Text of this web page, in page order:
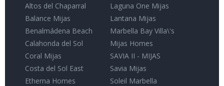
Altos del Chaparral
Balance Mijas
Benalmádena Beach
Calahonda del Sol
Coral Mijas
Costa del Sol East
Etherna Homes
Laguna One Mijas
Lantana Mijas
Marbella Bay Villa\'s
Mijas Homes
SAVIA II - MIJAS
Savia Mijas
Soleil Marbella